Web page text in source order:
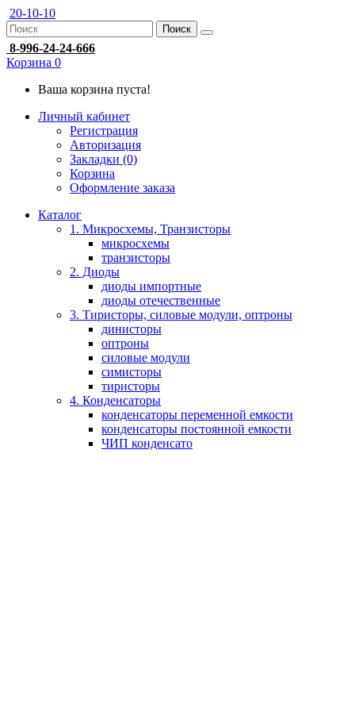
20-10-10
Поиск
8-996-24-24-666
Корзина 0
Ваша корзина пуста!
Личный кабинет
Регистрация
Авторизация
Закладки (0)
Корзина
Оформление заказа
Каталог
1. Микросхемы, Транзисторы
микросхемы
транзисторы
2. Диоды
диоды импортные
диоды отечественные
3. Тиристоры, силовые модули, оптроны
динисторы
оптроны
силовые модули
симисторы
тиристоры
4. Конденсаторы
конденсаторы переменной емкости
конденсаторы постоянной емкости
ЧИП конденсато